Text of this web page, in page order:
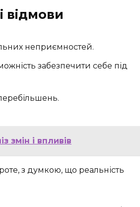
відмови
неприємностей.
забезпечити себе під
змін і впливів
з думкою, що реальність